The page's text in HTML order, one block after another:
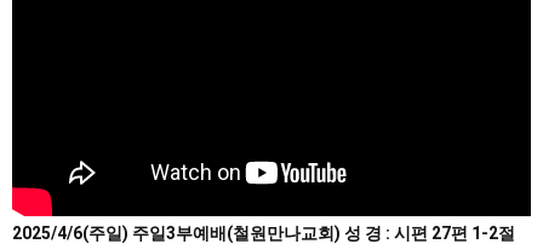
2025/4/6(주일) 주일3부예배(철원만나교회) 성 경 : 시편 27편 1-2절